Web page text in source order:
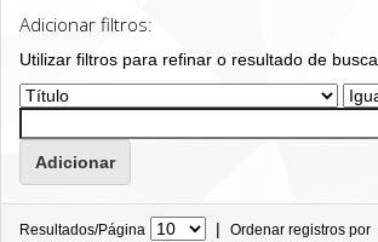
Adicionar filtros:
Utilizar filtros para refinar o resultado de busca.
Resultados/Página | Ordenar registros por